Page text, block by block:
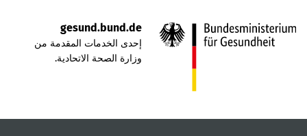
gesund.bund.de
إحدى الخدمات المقدمة من
وزارة الصحة الاتحادية.